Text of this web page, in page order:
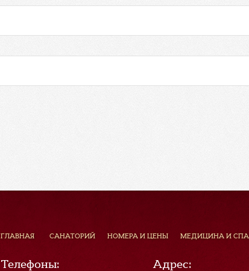
ГЛАВНАЯ САНАТОРИЙ НОМЕРА И ЦЕНЫ МЕДИЦИНА И СПА
Телефоны: Адрес: